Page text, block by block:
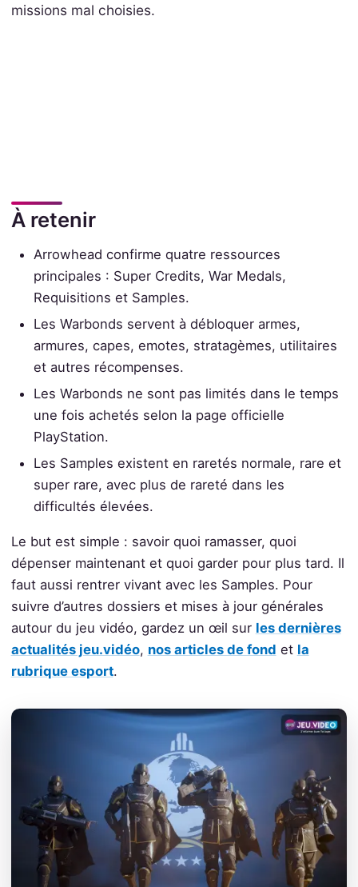
missions mal choisies.
À retenir
Arrowhead confirme quatre ressources
principales : Super Credits, War Medals,
Requisitions et Samples.
Les Warbonds servent à débloquer armes,
armures, capes, emotes, stratagèmes, utilitaires
et autres récompenses.
Les Warbonds ne sont pas limités dans le temps
une fois achetés selon la page officielle
PlayStation.
Les Samples existent en raretés normale, rare et
super rare, avec plus de rareté dans les
difficultés élevées.
Le but est simple : savoir quoi ramasser, quoi
dépenser maintenant et quoi garder pour plus tard. Il
faut aussi rentrer vivant avec les Samples. Pour
suivre d’autres dossiers et mises à jour générales
autour du jeu vidéo, gardez un œil sur les dernières
actualités jeu.vidéo, nos articles de fond et la
rubrique esport.